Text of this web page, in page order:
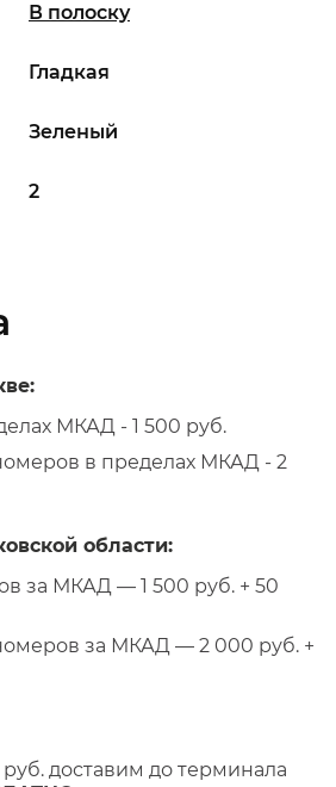
2
Зеленый
В полоску
Гладкая
МКАД - 1 500 руб.
в пределах МКАД - 2
области:
за МКАД — 1 500 руб. + 50
за МКАД — 2 000 руб. +
доставим до терминала